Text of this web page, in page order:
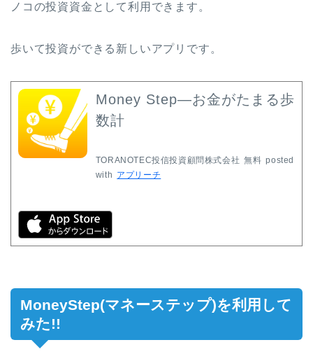
ノコの投資資金として利用できます。
歩いて投資ができる新しいアプリです。
Money Step―お金がたまる歩
数計
TORANOTEC投信投資顧問株式会社 無料 posted
with アプリーチ
MoneyStep(マネーステップ)を利用して
みた!!